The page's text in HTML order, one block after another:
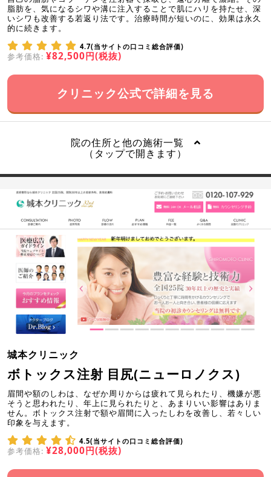
脂肪を、気になるシワや溝に注入することで肌にハリを持たせ、深
いシワも改善する若返り法です。治療時間が短いのに、効果は永久
的に続きます。
4.7(当サイトの口コミ総合評価)
参考価格: ¥82,500円(税抜)
クリニック公式で詳細を見る
院の住所と他の施術一覧
（タップで開きます）
城本クリニック
ボトックス注射 目尻(ニューロノクス)
眉間や額のしわは、なぜか周りからは疲れて見られたり、機嫌が悪
そうと思われたり、年上に見られたりと、あまりいい影響はありま
せん。ボトックス注射で額や眉間に入ったしわを改善し、若々しい
印象を与えます。
4.5(当サイトの口コミ総合評価)
参考価格: ¥28,000円(税抜)